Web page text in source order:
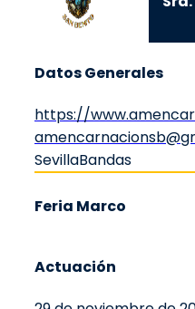
Datos Generales
https://
SevillaBandas
Feria Marco
Actuación